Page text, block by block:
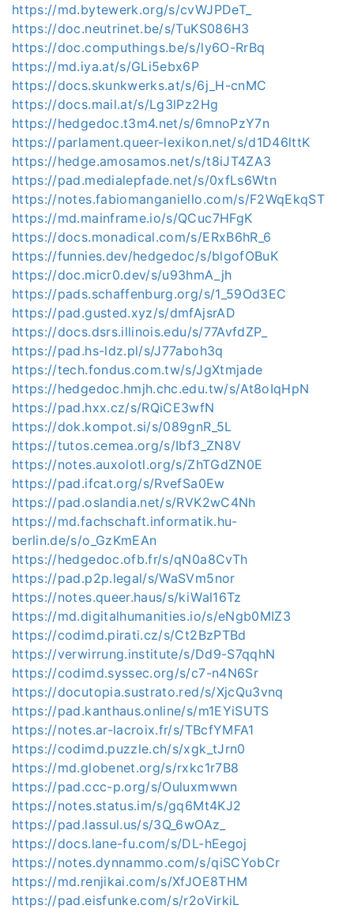
https://md.bytewerk.org/s/cvWJPDeT_
https://doc.neutrinet.be/s/TuKS086H3
https://doc.computhings.be/s/ly6O-RrBq
https://md.iya.at/s/GLi5ebx6P
https://docs.skunkwerks.at/s/6j_H-cnMC
https://docs.mail.at/s/Lg3lPz2Hg
https://hedgedoc.t3m4.net/s/6mnoPzY7n
https://parlament.queer-lexikon.net/s/d1D46lttK
https://hedge.amosamos.net/s/t8iJT4ZA3
https://pad.medialepfade.net/s/0xfLs6Wtn
https://notes.fabiomanganiello.com/s/F2WqEkqST
https://md.mainframe.io/s/QCuc7HFgK
https://docs.monadical.com/s/ERxB6hR_6
https://funnies.dev/hedgedoc/s/blgofOBuK
https://doc.micr0.dev/s/u93hmA_jh
https://pads.schaffenburg.org/s/1_59Od3EC
https://pad.gusted.xyz/s/dmfAjsrAD
https://docs.dsrs.illinois.edu/s/77AvfdZP_
https://pad.hs-ldz.pl/s/J77aboh3q
https://tech.fondus.com.tw/s/JgXtmjade
https://hedgedoc.hmjh.chc.edu.tw/s/At8oIqHpN
https://pad.hxx.cz/s/RQiCE3wfN
https://dok.kompot.si/s/089gnR_5L
https://tutos.cemea.org/s/Ibf3_ZN8V
https://notes.auxolotl.org/s/ZhTGdZN0E
https://pad.ifcat.org/s/RvefSa0Ew
https://pad.oslandia.net/s/RVK2wC4Nh
https://md.fachschaft.informatik.hu-
berlin.de/s/o_GzKmEAn
https://hedgedoc.ofb.fr/s/qN0a8CvTh
https://pad.p2p.legal/s/WaSVm5nor
https://notes.queer.haus/s/kiWal16Tz
https://md.digitalhumanities.io/s/eNgb0MIZ3
https://codimd.pirati.cz/s/Ct2BzPTBd
https://verwirrung.institute/s/Dd9-S7qqhN
https://codimd.syssec.org/s/c7-n4N6Sr
https://docutopia.sustrato.red/s/XjcQu3vnq
https://pad.kanthaus.online/s/m1EYiSUTS
https://notes.ar-lacroix.fr/s/TBcfYMFA1
https://codimd.puzzle.ch/s/xgk_tJrn0
https://md.globenet.org/s/rxkc1r7B8
https://pad.ccc-p.org/s/Ouluxmwwn
https://notes.status.im/s/gq6Mt4KJ2
https://pad.lassul.us/s/3Q_6wOAz_
https://docs.lane-fu.com/s/DL-hEegoj
https://notes.dynnammo.com/s/qiSCYobCr
https://md.renjikai.com/s/XfJOE8THM
https://pad.eisfunke.com/s/r2oVirkiL